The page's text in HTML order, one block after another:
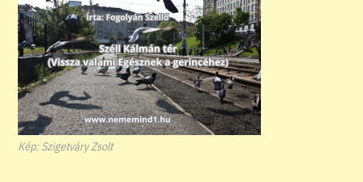
Kép: Szigetváry Zsolt